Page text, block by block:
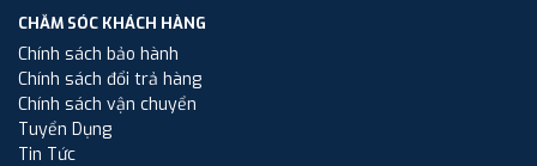
CHĂM SÓC KHÁCH HÀNG
Chính sách bảo hành
Chính sách đổi trả hàng
Chính sách vận chuyển
Tuyển Dụng
Tin Tức